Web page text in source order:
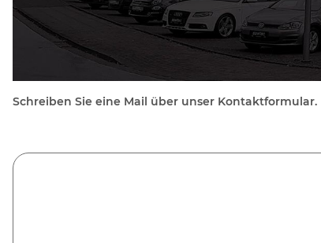
Schreiben Sie eine Mail über unser Kontaktformular.